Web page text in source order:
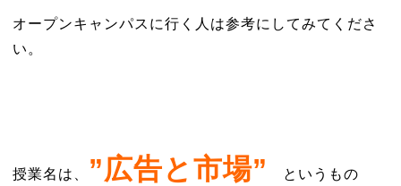
オープンキャンパスに行く人は参考にしてみてくださ
い。
授業名は、 ”広告と市場” というもの